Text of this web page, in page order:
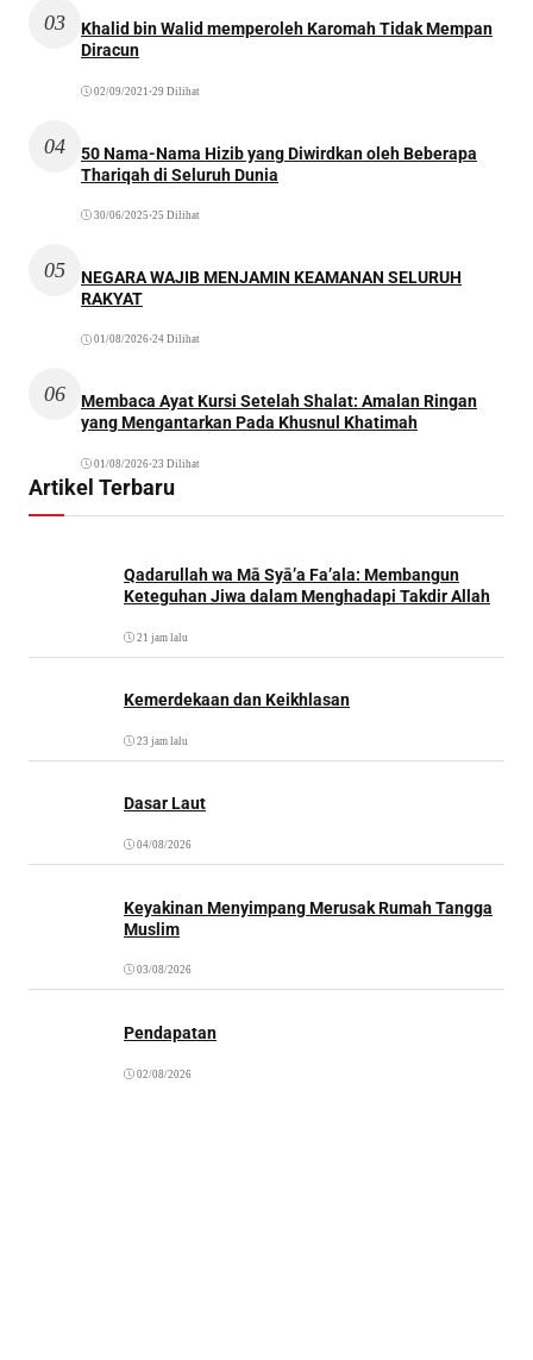
03
Khalid bin Walid memperoleh Karomah Tidak Mempan
Diracun
02/09/2021 •29 Dilihat
04
50 Nama-Nama Hizib yang Diwirdkan oleh Beberapa
Thariqah di Seluruh Dunia
30/06/2025 •25 Dilihat
05
NEGARA WAJIB MENJAMIN KEAMANAN SELURUH
RAKYAT
01/08/2026•24 Dilihat
06
Membaca Ayat Kursi Setelah Shalat: Amalan Ringan
yang Mengantarkan Pada Khusnul Khatimah
01/08/2026•23 Dilihat
Artikel Terbaru
Qadarullah wa Mā Syā’a Fa’ala: Membangun
Keteguhan Jiwa dalam Menghadapi Takdir Allah
21 jam lalu
Kemerdekaan dan Keikhlasan
23 jam lalu
Dasar Laut
04/08/2026
Keyakinan Menyimpang Merusak Rumah Tangga
Muslim
03/08/2026
Pendapatan
02/08/2026